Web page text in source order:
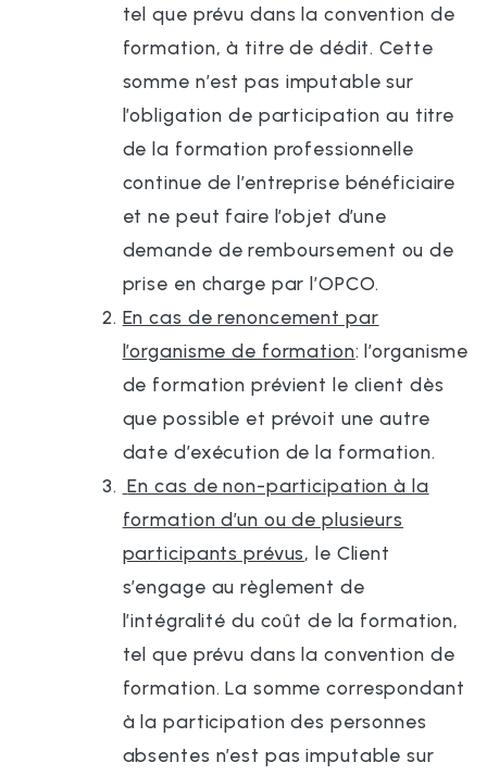
tel que prévu dans la convention de
formation, à titre de dédit. Cette
somme n’est pas imputable sur
l’obligation de participation au titre
de la formation professionnelle
continue de l’entreprise bénéficiaire
et ne peut faire l’objet d’une
demande de remboursement ou de
prise en charge par l’OPCO.
En cas de renoncement par
l’organisme de formation: l’organisme
de formation prévient le client dès
que possible et prévoit une autre
date d’exécution de la formation.
En cas de non-participation à la
formation d’un ou de plusieurs
participants prévus, le Client
s’engage au règlement de
l’intégralité du coût de la formation,
tel que prévu dans la convention de
formation. La somme correspondant
à la participation des personnes
absentes n’est pas imputable sur